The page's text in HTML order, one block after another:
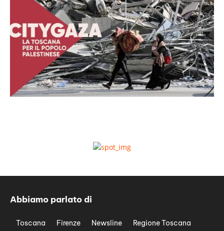
Abbiamo parlato di
Toscana Firenze Newsline
Regione Toscana